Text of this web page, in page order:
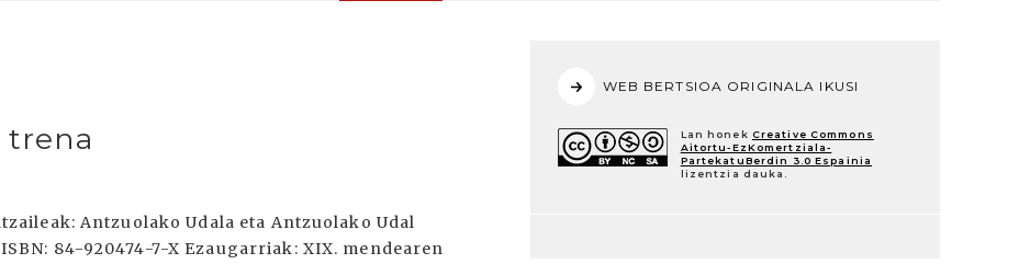
trena
Antzuolako Udala eta Antzuolako Udal
84-920474-7-X Ezaugarriak: XIX. mendearen
WEB BERTSIOA ORIGINALA IKUSI
Lan honek Creative Commons
Aitortu-EzKomertziala-
PartekatuBerdin 3.0 Espainia
lizentzia dauka.